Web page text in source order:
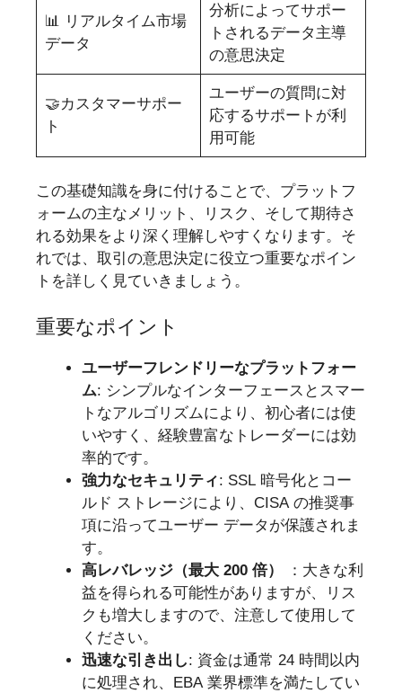
📊 リアルタイム市場
データ
分析によってサポー
トされるデータ主導
の意思決定
🤝カスタマーサポー
ト
ユーザーの質問に対
応するサポートが利
用可能
この基礎知識を身に付けることで、プラットフ
ォームの主なメリット、リスク、そして期待さ
れる効果をより深く理解しやすくなります。そ
れでは、取引の意思決定に役立つ重要なポイン
トを詳しく見ていきましょう。
重要なポイント
ユーザーフレンドリーなプラットフォー
ム: シンプルなインターフェースとスマー
トなアルゴリズムにより、初心者には使
いやすく、経験豊富なトレーダーには効
率的です。
強力なセキュリティ: SSL 暗号化とコー
ルド ストレージにより、CISA の推奨事
項に沿ってユーザー データが保護されま
す。
高レバレッジ（最大 200 倍）
：大きな利
益を得られる可能性がありますが、リス
クも増大しますので、注意して使用して
ください。
迅速な引き出し: 資金は通常 24 時間以内
に処理され、EBA 業界標準を満たしてい